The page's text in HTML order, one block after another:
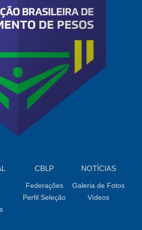
CBLP
Federações
Perfil Seleção
NOTÍCIAS
Galeria de Fotos
Vídeos